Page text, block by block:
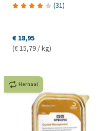
(31)
€ 18,95
(€ 15,79 / kg)
Herhaal